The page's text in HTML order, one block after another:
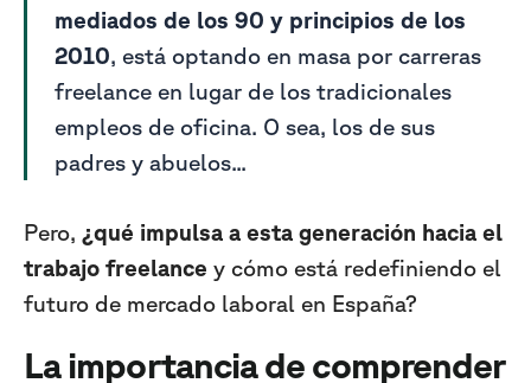
mediados de los 90 y principios de los
2010, está optando en masa por carreras
freelance en lugar de los tradicionales
empleos de oficina. O sea, los de sus
padres y abuelos...
Pero, ¿qué impulsa a esta generación hacia el
trabajo freelance y cómo está redefiniendo el
futuro de mercado laboral en España?
La importancia de comprender